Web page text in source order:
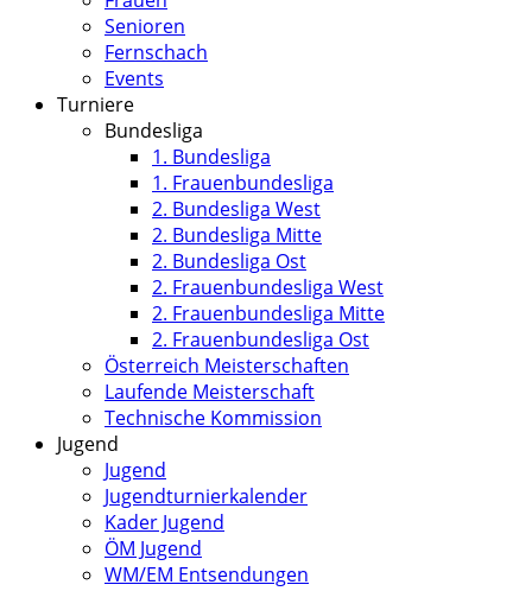
Senioren
Fernschach
Events
Turniere
Bundesliga
1. Bundesliga
1. Frauenbundesliga
2. Bundesliga West
2. Bundesliga Mitte
2. Bundesliga Ost
2. Frauenbundesliga West
2. Frauenbundesliga Mitte
2. Frauenbundesliga Ost
Österreich Meisterschaften
Laufende Meisterschaft
Technische Kommission
Jugend
Jugend
Jugendturnierkalender
Kader Jugend
ÖM Jugend
WM/EM Entsendungen